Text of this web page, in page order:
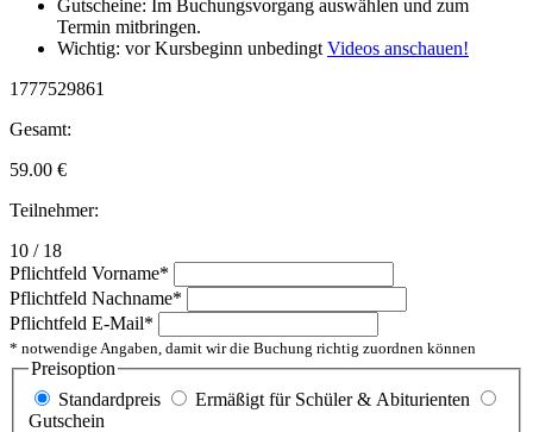
Gutscheine: Im Buchungsvorgang auswählen und zum
Termin mitbringen.
Wichtig: vor Kursbeginn unbedingt Videos anschauen!
1777529861
Gesamt:
59.00 €
Teilnehmer:
10 / 18
Pflichtfeld Vorname*
Pflichtfeld Nachname*
Pflichtfeld E-Mail*
* notwendige Angaben, damit wir die Buchung richtig zuordnen können
Preisoption
Standardpreis
Ermäßigt für Schüler & Abiturienten
Gutschein